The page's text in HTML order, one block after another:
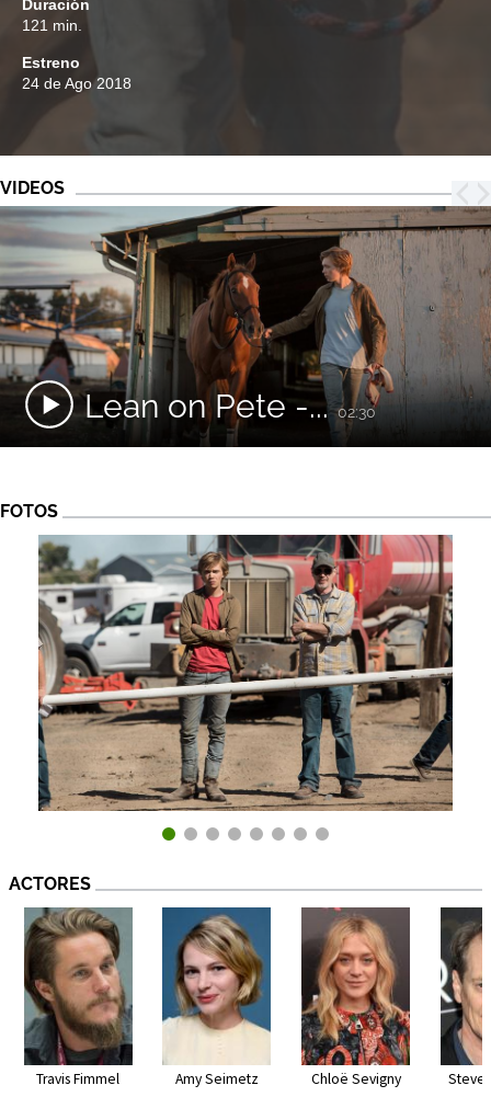
Duración
121 min.
Estreno
24 de Ago 2018
VIDEOS
Lean on Pete -...02:30
FOTOS
ACTORES
Travis Fimmel Amy Seimetz Chloë Sevigny Steve